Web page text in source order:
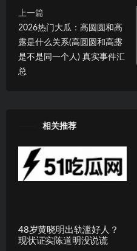
上一篇
2026热门大瓜：高圆圆和高
露是什么关系(高圆圆和高露
是不是同一个人) 真实事件汇
总
相关推荐
48岁黄晓明出轨滥好人？
现状证实陈道明没说谎